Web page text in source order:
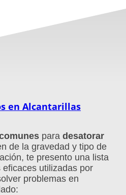
en Alcantarillas
para desatorar
de la gravedad y tipo de
te presento una lista
utilizadas por
problemas en